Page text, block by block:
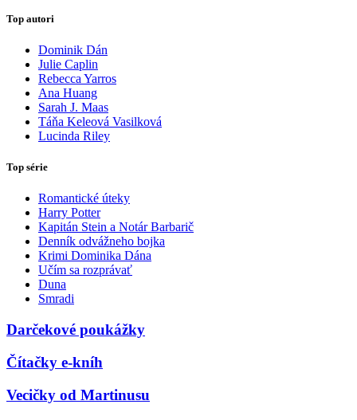
Top autori
Dominik Dán
Julie Caplin
Rebecca Yarros
Ana Huang
Sarah J. Maas
Táňa Keleová Vasilková
Lucinda Riley
Top série
Romantické úteky
Harry Potter
Kapitán Stein a Notár Barbarič
Denník odvážneho bojka
Krimi Dominika Dána
Učím sa rozprávať
Duna
Smradi
Darčekové poukážky
Čítačky e-kníh
Vecičky od Martinusu